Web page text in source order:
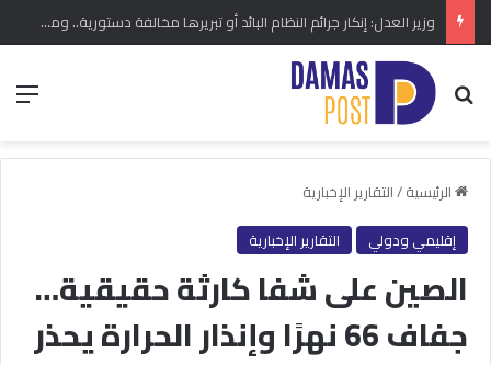
وزير العدل: إنكار جرائم النظام البائد أو تبريرها مخالفة دستورية.. ومشروع قانون خاص إلى مجلس الشعب
بحث عن
الرئيسية/التقارير الإخبارية
إقليمي ودولي
التقارير الإخبارية
الصين على شفا كارثة حقيقية…
جفاف 66 نهرًا وإنذار الحرارة يحذر